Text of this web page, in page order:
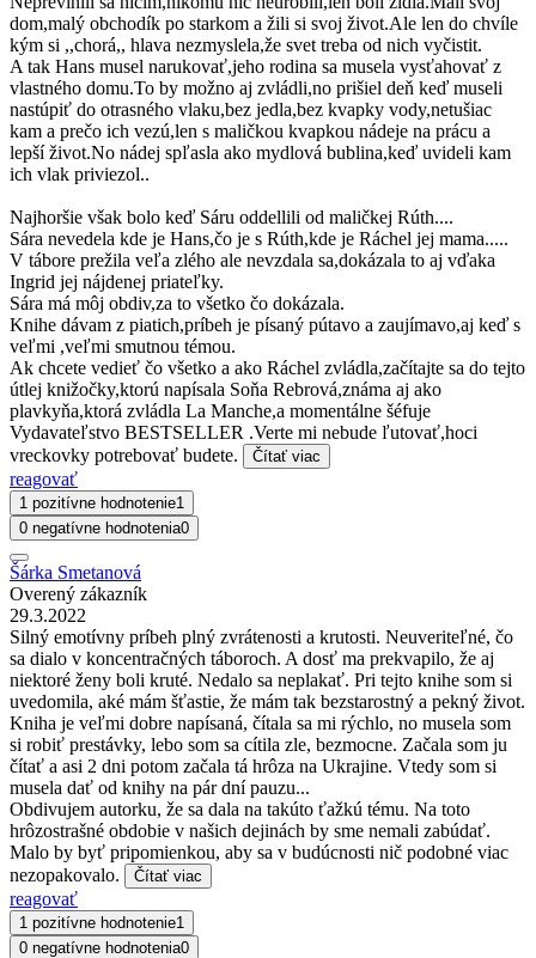
dom,malý obchodík po starkom a žili si svoj život.Ale len do chvíle
kým si ,,chorá,, hlava nezmyslela,že svet treba od nich vyčistit.
A tak Hans musel narukovať,jeho rodina sa musela vysťahovať z
vlastného domu.To by možno aj zvládli,no prišiel deň keď museli
nastúpiť do otrasného vlaku,bez jedla,bez kvapky vody,netušiac
kam a prečo ich vezú,len s maličkou kvapkou nádeje na prácu a
lepší život.No nádej spľasla ako mydlová bublina,keď uvideli kam
ich vlak priviezol..
Najhoršie však bolo keď Sáru oddellili od maličkej Rúth....
Sára nevedela kde je Hans,čo je s Rúth,kde je Ráchel jej mama.....
V tábore prežila veľa zlého ale nevzdala sa,dokázala to aj vďaka
Ingrid jej nájdenej priateľky.
Sára má môj obdiv,za to všetko čo dokázala.
Knihe dávam z piatich,príbeh je písaný pútavo a zaujímavo,aj keď s
veľmi ,veľmi smutnou témou.
Ak chcete vedieť čo všetko a ako Ráchel zvládla,začítajte sa do tejto
útlej knižočky,ktorú napísala Soňa Rebrová,známa aj ako
plavkyňa,ktorá zvládla La Manche,a momentálne šéfuje
Vydavateľstvo BESTSELLER .Verte mi nebude ľutovať,hoci
vreckovky potrebovať budete.
Čítať viac
reagovať
1 pozitívne hodnotenie1
0 negatívne hodnotenia0
Šárka Smetanová
Overený zákazník
29.3.2022
Silný emotívny príbeh plný zvrátenosti a krutosti. Neuveriteľné, čo
sa dialo v koncentračných táboroch. A dosť ma prekvapilo, že aj
niektoré ženy boli kruté. Nedalo sa neplakať. Pri tejto knihe som si
uvedomila, aké mám šťastie, že mám tak bezstarostný a pekný život.
Kniha je veľmi dobre napísaná, čítala sa mi rýchlo, no musela som
si robiť prestávky, lebo som sa cítila zle, bezmocne. Začala som ju
čítať a asi 2 dni potom začala tá hrôza na Ukrajine. Vtedy som si
musela dať od knihy na pár dní pauzu...
Obdivujem autorku, že sa dala na takúto ťažkú tému. Na toto
hrôzostrašné obdobie v našich dejinách by sme nemali zabúdať.
Malo by byť pripomienkou, aby sa v budúcnosti nič podobné viac
nezopakovalo.
Čítať viac
reagovať
1 pozitívne hodnotenie1
0 negatívne hodnotenia0